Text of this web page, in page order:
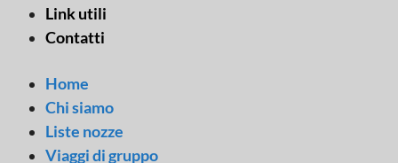
Link utili
Contatti
Home
Chi siamo
Liste nozze
Viaggi di gruppo